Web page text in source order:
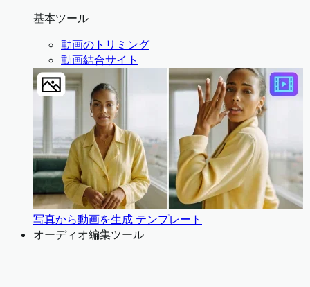
基本ツール
動画のトリミング
動画結合サイト
写真から動画を生成 テンプレート
オーディオ編集ツール